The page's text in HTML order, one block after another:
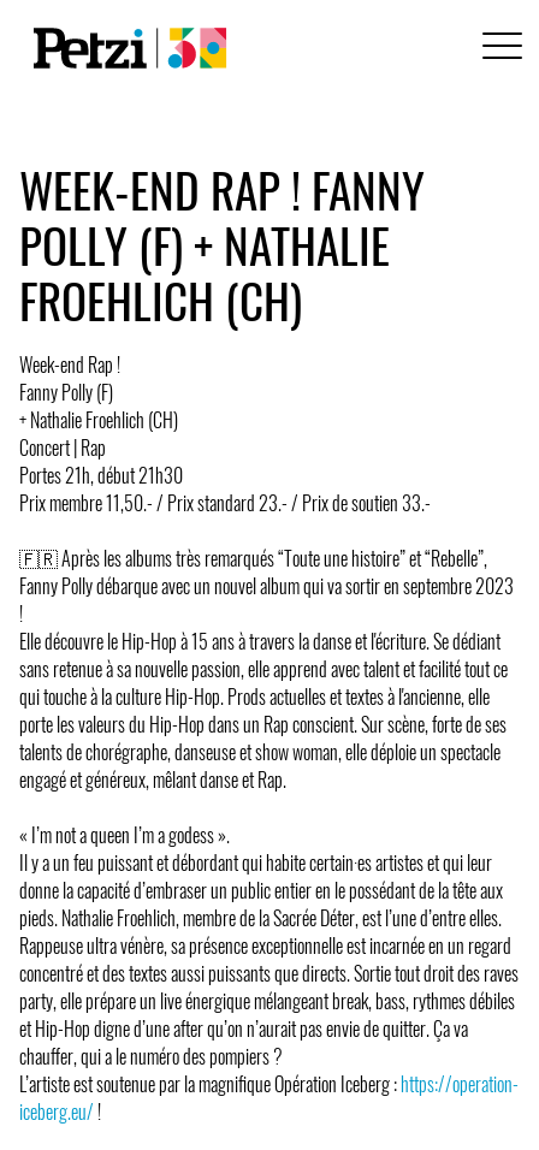
WEEK-END RAP ! FANNY
POLLY (F) + NATHALIE
FROEHLICH (CH)
Week-end Rap !
Fanny Polly (F)
+ Nathalie Froehlich (CH)
Concert | Rap
Portes 21h, début 21h30
Prix membre 11,50.- / Prix standard 23.- / Prix de soutien 33.-
🇫🇷 Après les albums très remarqués “Toute une histoire” et “Rebelle”,
Fanny Polly débarque avec un nouvel album qui va sortir en septembre 2023
!
Elle découvre le Hip-Hop à 15 ans à travers la danse et l'écriture. Se dédiant
sans retenue à sa nouvelle passion, elle apprend avec talent et facilité tout ce
qui touche à la culture Hip-Hop. Prods actuelles et textes à l'ancienne, elle
porte les valeurs du Hip-Hop dans un Rap conscient. Sur scène, forte de ses
talents de chorégraphe, danseuse et show woman, elle déploie un spectacle
engagé et généreux, mêlant danse et Rap.
« I’m not a queen I’m a godess ».
Il y a un feu puissant et débordant qui habite certain·es artistes et qui leur
donne la capacité d’embraser un public entier en le possédant de la tête aux
pieds. Nathalie Froehlich, membre de la Sacrée Déter, est l’une d’entre elles.
Rappeuse ultra vénère, sa présence exceptionnelle est incarnée en un regard
concentré et des textes aussi puissants que directs. Sortie tout droit des raves
party, elle prépare un live énergique mélangeant break, bass, rythmes débiles
et Hip-Hop digne d’une after qu’on n’aurait pas envie de quitter. Ça va
chauffer, qui a le numéro des pompiers ?
L’artiste est soutenue par la magnifique Opération Iceberg :https://operation-
iceberg.eu/ !